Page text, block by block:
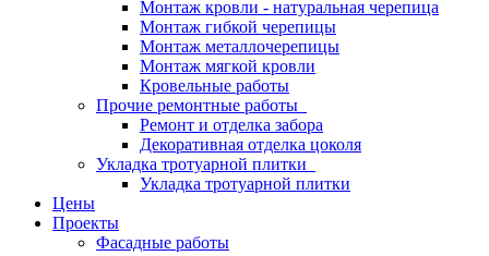
Монтаж кровли - натуральная черепица
Монтаж гибкой черепицы
Монтаж металлочерепицы
Монтаж мягкой кровли
Кровельные работы
Прочие ремонтные работы
Ремонт и отделка забора
Декоративная отделка цоколя
Укладка тротуарной плитки
Укладка тротуарной плитки
Цены
Проекты
Фасадные работы